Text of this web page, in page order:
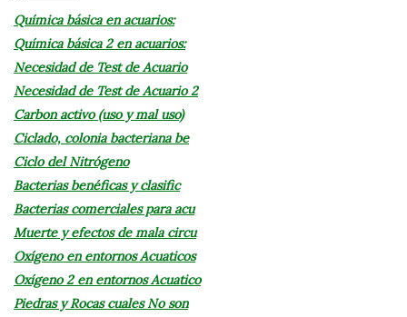
Química básica en acuarios:
Química básica 2 en acuarios:
Necesidad de Test de Acuario
Necesidad de Test de Acuario 2
Carbon activo (uso y mal uso)
Ciclado, colonia bacteriana be
Ciclo del Nitrógeno
Bacterias benéficas y clasific
Bacterias comerciales para acu
Muerte y efectos de mala circu
Oxígeno en entornos Acuaticos
Oxígeno 2 en entornos Acuatico
Piedras y Rocas cuales No son